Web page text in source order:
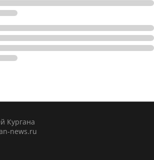
Кургана
news.ru